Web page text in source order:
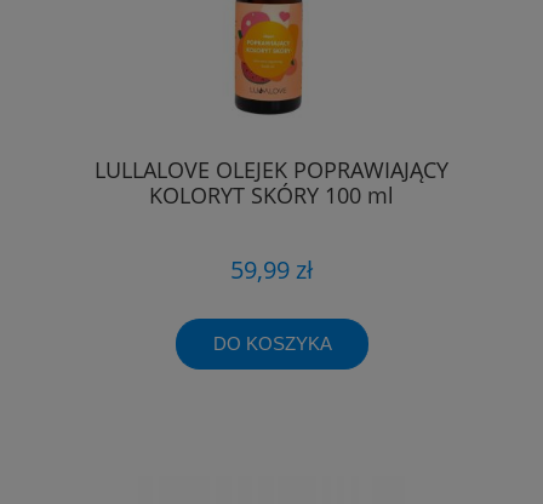
LULLALOVE OLEJEK POPRAWIAJĄCY
KOLORYT SKÓRY 100 ml
59,99 zł
DO KOSZYKA